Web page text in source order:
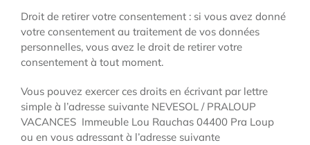
Droit de retirer votre consentement : si vous avez donné
votre consentement au traitement de vos données
personnelles, vous avez le droit de retirer votre
consentement à tout moment.
Vous pouvez exercer ces droits en écrivant par lettre
simple à l’adresse suivante NEVESOL / PRALOUP
VACANCES Immeuble Lou Rauchas 04400 Pra Loup
ou en vous adressant à l’adresse suivante